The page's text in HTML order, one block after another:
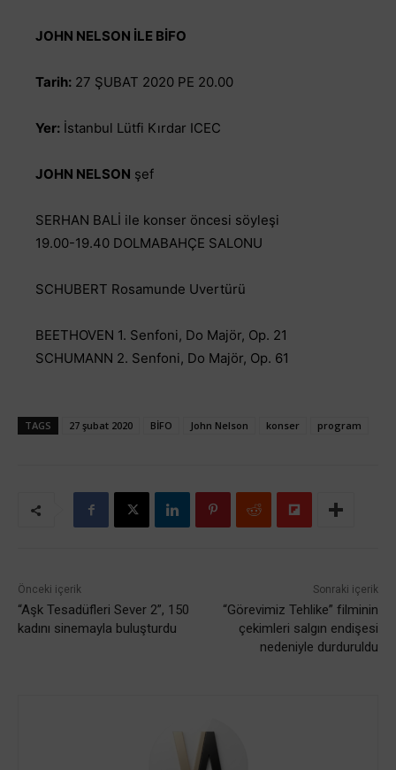
JOHN NELSON İLE BİFO
Tarih: 27 ŞUBAT 2020 PE 20.00
Yer: İstanbul Lütfi Kırdar ICEC
JOHN NELSON şef
SERHAN BALİ ile konser öncesi söyleşi
19.00-19.40 DOLMABAHÇE SALONU
SCHUBERT Rosamunde Uvertürü
BEETHOVEN 1. Senfoni, Do Majör, Op. 21
SCHUMANN 2. Senfoni, Do Majör, Op. 61
TAGS 27 şubat 2020 BİFO John Nelson konser program
Önceki içerik
“Aşk Tesadüfleri Sever 2”, 150
kadını sinemayla buluşturdu
Sonraki içerik
“Görevimiz Tehlike” filminin
çekimleri salgın endişesi
nedeniyle durduruldu